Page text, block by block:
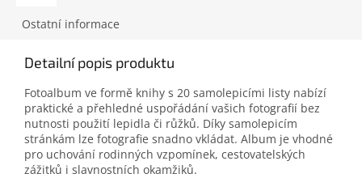
Ostatní informace
Detailní popis produktu
Fotoalbum ve formě knihy s 20 samolepicími listy nabízí
praktické a přehledné uspořádání vašich fotografií bez
nutnosti použití lepidla či růžků. Díky samolepicím
stránkám lze fotografie snadno vkládat. Album je vhodné
pro uchování rodinných vzpomínek, cestovatelských
zážitků i slavnostních okamžiků.